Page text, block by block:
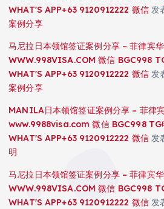
WHAT'S APP+63 9120912222 微信发
案例分享
马尼拉日本领馆签证案例分享 – 菲律宾
WWW.998VISA.COM 微信 BGC998
WHAT'S APP+63 9120912222 微信发
案例分享
MANILA日本领馆签证案例分享 – 菲律
www.9988visa.com 微信 BGC998 TG
WHAT'S APP+63 9120912222 微信发
明
马尼拉日本领馆签证案例分享 – 菲律宾
WWW.998VISA.COM 微信 BGC998
WHAT'S APP+63 9120912222 微信发